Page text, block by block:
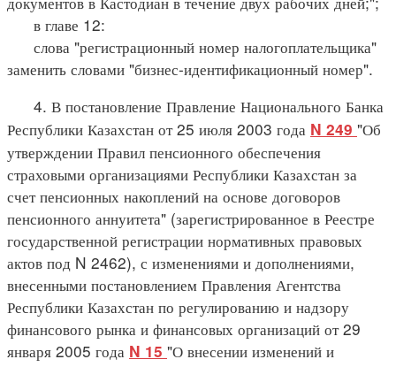
в главе 12:
слова "регистрационный номер налогоплательщика"
заменить словами "бизнес-идентификационный номер".
4. В постановление Правление Национального Банка
Республики Казахстан от 25 июля 2003 года N 249 "Об
утверждении Правил пенсионного обеспечения
страховыми организациями Республики Казахстан за
счет пенсионных накоплений на основе договоров
пенсионного аннуитета" (зарегистрированное в Реестре
государственной регистрации нормативных правовых
актов под N 2462), с изменениями и дополнениями,
внесенными постановлением Правления Агентства
Республики Казахстан по регулированию и надзору
финансового рынка и финансовых организаций от 29
января 2005 года N 15 "О внесении изменений и